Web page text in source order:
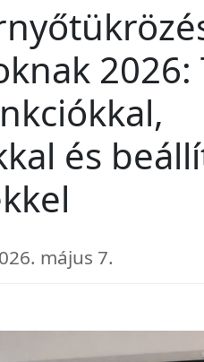
2026:
és
május 7.